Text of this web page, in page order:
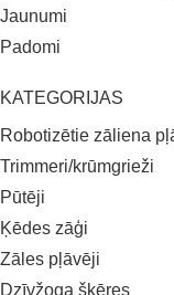
KATEGORIJAS
Robotizētie zāliena
Trimmeri/krūmgrieži
Pūtēji
Ķēdes zāģi
Zāles pļāvēji
Dzīvžoga šķēres
Jaunumi
Padomi